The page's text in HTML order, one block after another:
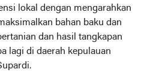
lokal dengan mengarahkan
bahan baku dan
dan hasil tangkapan
lagi di daerah kepulauan